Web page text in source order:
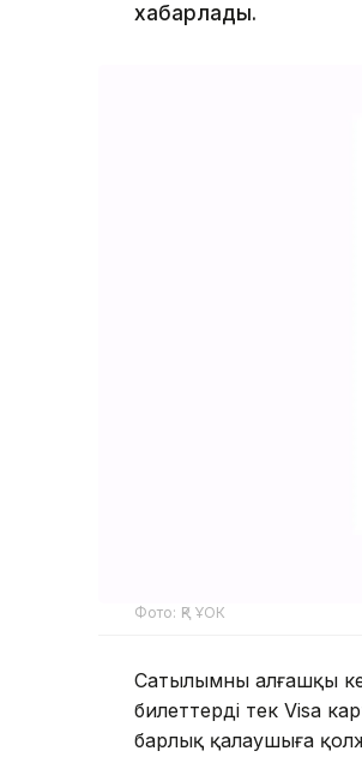
хабарлады.
Фото: ҚР ҰОК
Сатылымның алғашқы
билеттерді тек Visa
барлық қалаушыға